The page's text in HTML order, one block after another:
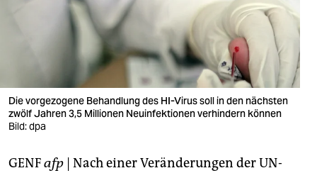
veranstaltungen
shop
fragen & hilfe
Die vorgezogene Behandlung des HI-Virus soll in den nächsten
zwölf Jahren 3,5 Millionen Neuinfektionen verhindern können
Bild: dpa
GENFafp | Nach einer Veränderungen der UN-